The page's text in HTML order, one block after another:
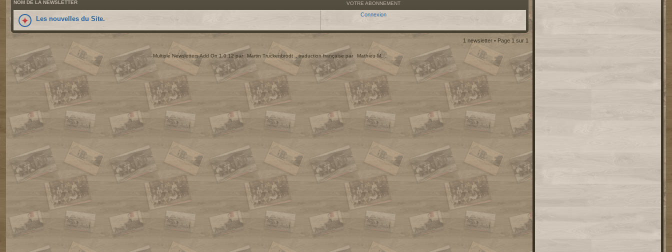
NOM DE LA NEWSLETTER VOTRE ABONNEMENT
Les nouvelles du Site.
Connexion
1 newsletter • Page 1 sur 1
Multiple Newsletters Add On 1.0.12 par Martin Truckenbrodt , traduction française par Mathieu M. .